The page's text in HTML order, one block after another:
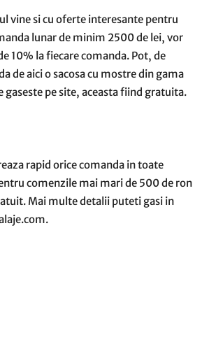
vine si cu oferte interesante pentru
lunar de minim 2500 de lei, vor
10% la fiecare comanda. Pot, de
de aici o sacosa cu mostre din gama
gaseste pe site, aceasta fiind gratuita.
rapid orice comanda in toate
comenzile mai mari de 500 de ron
Mai multe detalii puteti gasi in